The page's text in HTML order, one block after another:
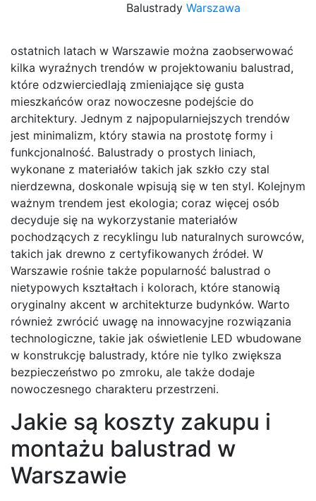
Balustrady Warszawa
ostatnich latach w Warszawie można zaobserwować
kilka wyraźnych trendów w projektowaniu balustrad,
które odzwierciedlają zmieniające się gusta
mieszkańców oraz nowoczesne podejście do
architektury. Jednym z najpopularniejszych trendów
jest minimalizm, który stawia na prostotę formy i
funkcjonalność. Balustrady o prostych liniach,
wykonane z materiałów takich jak szkło czy stal
nierdzewna, doskonale wpisują się w ten styl. Kolejnym
ważnym trendem jest ekologia; coraz więcej osób
decyduje się na wykorzystanie materiałów
pochodzących z recyklingu lub naturalnych surowców,
takich jak drewno z certyfikowanych źródeł. W
Warszawie rośnie także popularność balustrad o
nietypowych kształtach i kolorach, które stanowią
oryginalny akcent w architekturze budynków. Warto
również zwrócić uwagę na innowacyjne rozwiązania
technologiczne, takie jak oświetlenie LED wbudowane
w konstrukcję balustrady, które nie tylko zwiększa
bezpieczeństwo po zmroku, ale także dodaje
nowoczesnego charakteru przestrzeni.
Jakie są koszty zakupu i
montażu balustrad w
Warszawie